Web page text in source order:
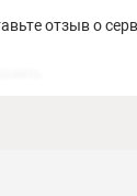
отзыв о